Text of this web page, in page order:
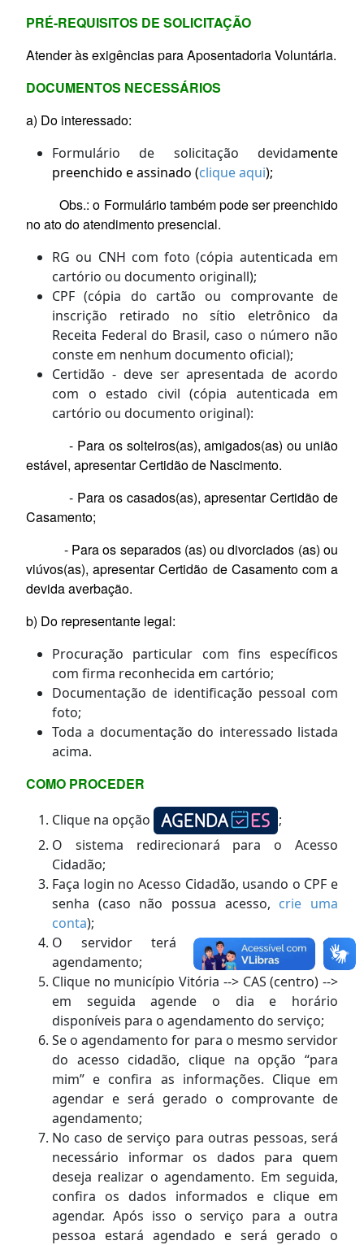
PRÉ-REQUISITOS DE SOLICITAÇÃO
Atender às exigências para Aposentadoria Voluntária.
DOCUMENTOS NECESSÁRIOS
a) Do interessado:
Formulário de solicitação devidamente
preenchido e assinado (clique aqui);
Obs.: o Formulário também pode ser preenchido
no ato do atendimento presencial.
RG ou CNH com foto (cópia autenticada em
cartório ou documento originall);
CPF (cópia do cartão ou comprovante de
inscrição retirado no sítio eletrônico da
Receita Federal do Brasil, caso o número não
conste em nenhum documento oficial);
Certidão - deve ser apresentada de acordo
com o estado civil (cópia autenticada em
cartório ou documento original):
- Para os solteiros(as), amigados(as) ou união
estável, apresentar Certidão de Nascimento.
- Para os casados(as), apresentar Certidão de
Casamento;
- Para os separados (as) ou divorciados (as) ou
viúvos(as), apresentar Certidão de Casamento com a
devida averbação.
b) Do representante legal:
Procuração particular com fins específicos
com firma reconhecida em cartório;
Documentação de identificação pessoal com
foto;
Toda a documentação do interessado listada
acima.
COMO PROCEDER
Clique na opção
;
O sistema redirecionará para o Acesso
Cidadão;
Faça login no Acesso Cidadão, usando o CPF e
senha (caso não possua acesso, crie uma
conta);
O servidor terá acesso a tela de
agendamento;
Clique no município Vitória --> CAS (centro) -->
em seguida agende o dia e horário
disponíveis para o agendamento do serviço;
Se o agendamento for para o mesmo servidor
do acesso cidadão, clique na opção “para
mim” e confira as informações. Clique em
agendar e será gerado o comprovante de
agendamento;
No caso de serviço para outras pessoas, será
necessário informar os dados para quem
deseja realizar o agendamento. Em seguida,
confira os dados informados e clique em
agendar. Após isso o serviço para a outra
pessoa estará agendado e será gerado o